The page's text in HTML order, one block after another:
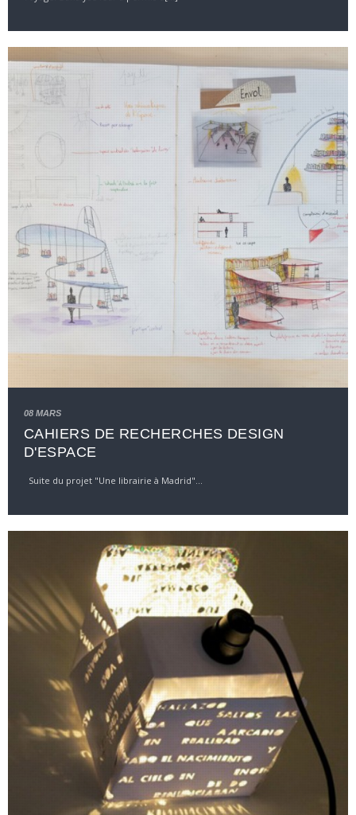
08 MARS
CAHIERS DE RECHERCHES DESIGN
D'ESPACE
Suite du projet "Une librairie à Madrid"...